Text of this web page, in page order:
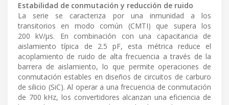
Estabilidad de conmutación y reducción de ruido
La serie se caracteriza por una inmunidad a los
transitorios en modo común (CMTI) que supera los
200 kV/µs. En combinación con una capacitancia de
aislamiento típica de 2.5 pF, esta métrica reduce el
acoplamiento de ruido de alta frecuencia a través de la
barrera de aislamiento, lo que permite operaciones de
conmutación estables en diseños de circuitos de carburo
de silicio (SiC). Al operar a una frecuencia de conmutación
de 700 kHz, los convertidores alcanzan una eficiencia de